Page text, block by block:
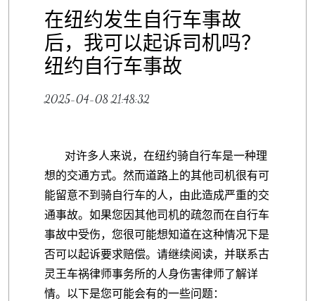
在纽约发生自行车事故
后，我可以起诉司机吗？
纽约自行车事故
2025-04-08 21:48:32
对许多人来说，在纽约骑自行车是一种理
想的交通方式。然而道路上的其他司机很有可
能留意不到骑自行车的人，由此造成严重的交
通事故。如果您因其他司机的疏忽而在自行车
事故中受伤，您很可能想知道在这种情况下是
否可以起诉要求赔偿。请继续阅读，并联系古
灵王车祸律师事务所的人身伤害律师了解详
情。以下是您可能会有的一些问题：